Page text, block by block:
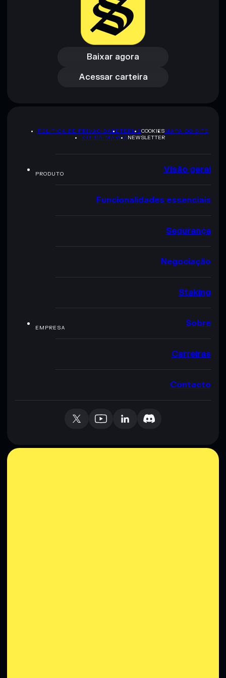
Aviso legal: Esta informação é apenas para fins educativos e
não constitui aconselhamento financeiro. Faz sempre a tua
pesquisa. Dados fornecidos pelo rugcheck.xyz.
Baixar agora
Baixar agora
Acessar carteira
Acessar carteira
POLÍTICA DE PRIVACIDADETERMSCOOKIESMAPA DO SITE
KIT DA MARCA NEWSLETTER
PRODUTO Visão geral
Funcionalidades essenciais
Segurança
Negociação
Staking
EMPRESA Sobre
Carreiras
Contacto